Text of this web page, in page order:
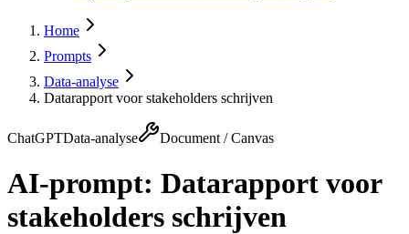
Home
Prompts
Data-analyse
Datarapport voor stakeholders schrijven
ChatGPTData-analyse Document / Canvas
AI-prompt: Datarapport voor
stakeholders schrijven